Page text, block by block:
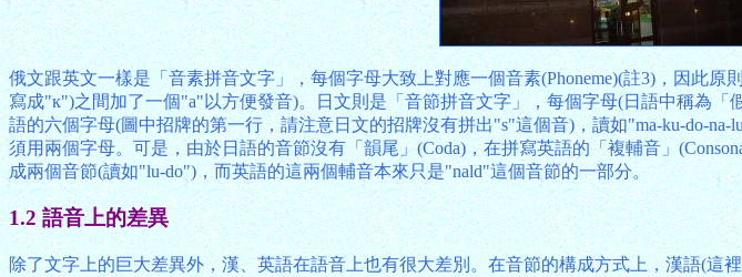
俄文跟英文一樣是「音素拼音文字」，每個字母大致上對應一個音素(Phoneme)(註3)，因此
寫成"к")之間加了一個"a"以方便發音)。日文則是「音節拼音文字」，每個字母(日語中稱為
語的六個字母(圖中招牌的第一行，請注意日文的招牌沒有拼出"s"這個音)，讀如"ma-ku-do-
須用兩個字母。可是，由於日語的音節沒有「韻尾」(Coda)，在拼寫英語的「複輔音」
成兩個音節(讀如"lu-do")，而英語的這兩個輔音本來只是"nald"這個音節的一部分。
1.2 語音上的差異
除了文字上的巨大差異外，漢、英語在語音上也有很大差別。在音節的構成方式上，漢語(